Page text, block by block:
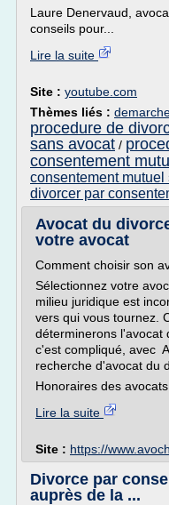
Laure Denervaud,
conseils pour...
Lire la suite
Site : youtube.com
Thèmes liés :
procedure de
sans avocat /
consentement
consentement mutuel
divorcer par
Avocat du
votre avocat
Comment choisir son
Sélectionnez votre
milieu juridique est
vers qui vous tournez.
déterminerons l'avocat
c'est compliqué, avec
recherche d'avocat du
Honoraires des
Lire la suite
Site : https://
Divorce par
auprès de la ...